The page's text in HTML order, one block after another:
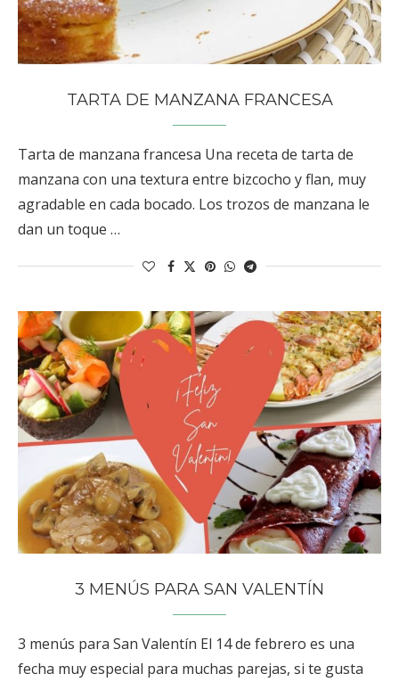
TARTA DE MANZANA FRANCESA
Tarta de manzana francesa Una receta de tarta de
manzana con una textura entre bizcocho y flan, muy
agradable en cada bocado. Los trozos de manzana le
dan un toque …
3 MENÚS PARA SAN VALENTÍN
3 menús para San Valentín El 14 de febrero es una
fecha muy especial para muchas parejas, si te gusta